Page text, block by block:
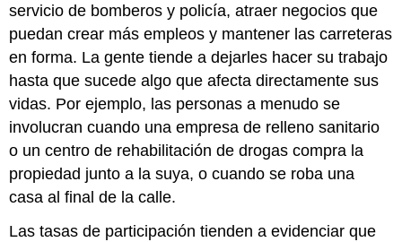
servicio de bomberos y policía, atraer negocios que
puedan crear más empleos y mantener las carreteras
en forma. La gente tiende a dejarles hacer su trabajo
hasta que sucede algo que afecta directamente sus
vidas. Por ejemplo, las personas a menudo se
involucran cuando una empresa de relleno sanitario
o un centro de rehabilitación de drogas compra la
propiedad junto a la suya, o cuando se roba una
casa al final de la calle.
Las tasas de participación tienden a evidenciar que